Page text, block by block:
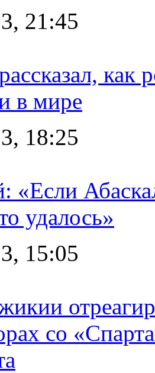
21:45
как
в мире
18:25
«Если
удалось»
15:05
со